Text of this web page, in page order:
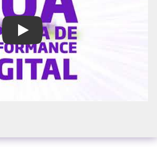
Digitall Evolution: Sua